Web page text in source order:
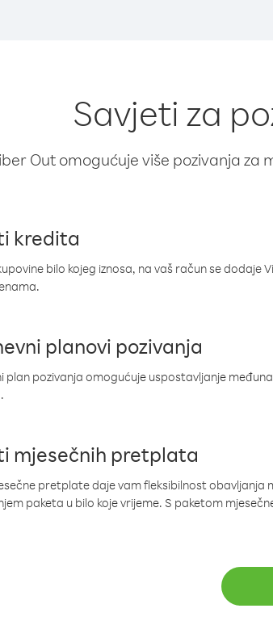
Savjeti za
Out omogućuje više pozivanja za
kredita
bilo kojeg iznosa, na vaš račun se
planovi pozivanja
plan pozivanja omogućuje uspostavljanje
mjesečnih pretplata
pretplate daje vam fleksibilnost obavljanja
paketa u bilo koje vrijeme. S paketom